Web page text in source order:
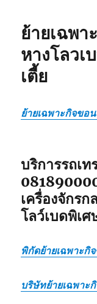
ย้ายเฉพ
หางโลวเ
เตี้ย
ย้ายเฉพาะกิจขอ
บริการรถเท
เครื่องจักร
โลว์เบดพิเ
พิกัดย้ายเฉพาะกิ
บริษัทย้ายเฉพาะ